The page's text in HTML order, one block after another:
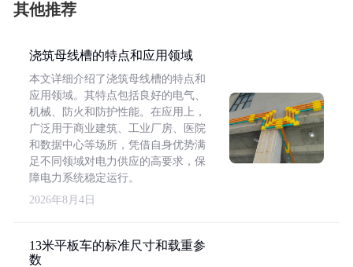
其他推荐
浇筑母线槽的特点和应用领域
本文详细介绍了浇筑母线槽的特点和
应用领域。其特点包括良好的电气、
机械、防火和防护性能。在应用上，
广泛用于商业建筑、工业厂房、医院
和数据中心等场所，凭借自身优势满
足不同领域对电力供应的高要求，保
障电力系统稳定运行。
2026年8月4日
13米平板车的标准尺寸和载重参
数